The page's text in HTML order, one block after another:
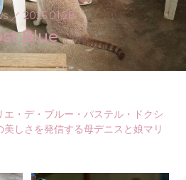
／ 2025.01.28
Blue
・デ・ブルー・パステル・ドクシ
しさを発信する母デニスと娘マリ